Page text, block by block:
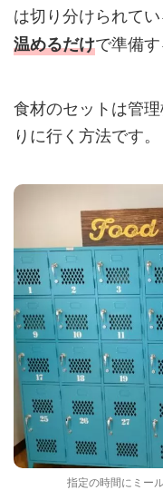
は切り分けられて
温めるだけで準備す
食材のセットは管
りに行く方法です。
指定の時間にミー